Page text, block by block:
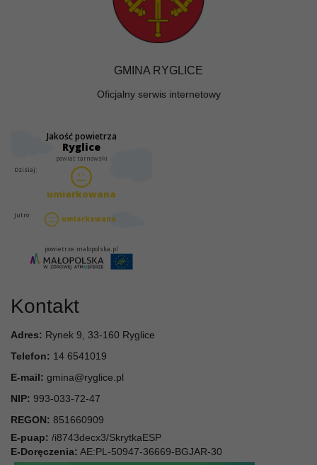
GMINA RYGLICE
Oficjalny serwis internetowy
Kontakt
Adres: Rynek 9, 33-160 Ryglice
Telefon: 14 6541019
E-mail: gmina@ryglice.pl
NIP: 993-033-72-47
REGON: 851660909
E-puap: /i8743decx3/SkrytkaESP
E-Doręczenia: AE:PL-50947-36669-BGJAR-30